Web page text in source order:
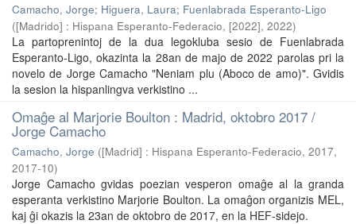
Camacho, Jorge; Higuera, Laura; Fuenlabrada Esperanto-Ligo
([Madrido] : Hispana Esperanto-Federacio, [2022], 2022)
La partoprenintoj de la dua legokluba sesio de Fuenlabrada
Esperanto-Ligo, okazinta la 28an de majo de 2022 parolas pri la
novelo de Jorge Camacho "Neniam plu (Aboco de amo)". Gvidis
la sesion la hispanlingva verkistino ...
Omaĝe al Marjorie Boulton : Madrid, oktobro 2017 /
Jorge Camacho
Camacho, Jorge ([Madrid] : Hispana Esperanto-Federacio, 2017,
2017-10)
Jorge Camacho gvidas poezian vesperon omaĝe al la granda
esperanta verkistino Marjorie Boulton. La omaĝon organizis MEL,
kaj ĝi okazis la 23an de oktobro de 2017, en la HEF-sidejo.